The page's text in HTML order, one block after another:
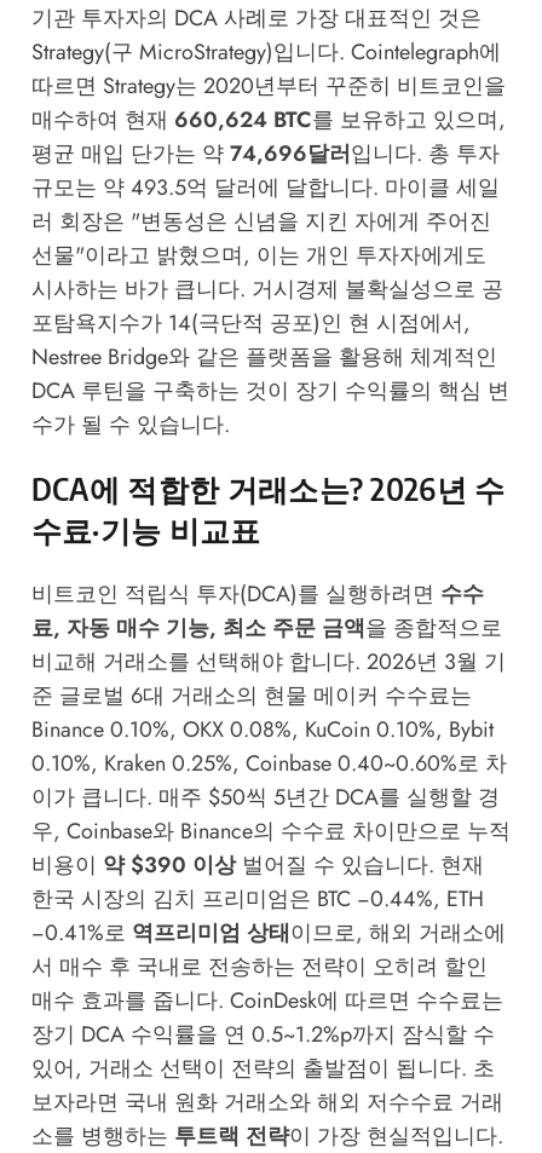
기관 투자자의 DCA 사례로 가장 대표적인 것은
Strategy(구 MicroStrategy)입니다. Cointelegraph에
따르면 Strategy는 2020년부터 꾸준히 비트코인을
매수하여 현재 660,624 BTC를 보유하고 있으며,
평균 매입 단가는 약74,696달러입니다. 총 투자
규모는 약 493.5억 달러에 달합니다. 마이클 세일
러 회장은 "변동성은 신념을 지킨 자에게 주어진
선물"이라고 밝혔으며, 이는 개인 투자자에게도
시사하는 바가 큽니다. 거시경제 불확실성으로 공
포탐욕지수가 14(극단적 공포)인 현 시점에서,
Nestree Bridge와 같은 플랫폼을 활용해 체계적인
DCA 루틴을 구축하는 것이 장기 수익률의 핵심 변
수가 될 수 있습니다.
DCA에 적합한 거래소는? 2026년 수
수료·기능 비교표
비트코인 적립식 투자(DCA)를 실행하려면 수수
료, 자동 매수 기능, 최소 주문 금액을 종합적으로
비교해 거래소를 선택해야 합니다. 2026년 3월 기
준 글로벌 6대 거래소의 현물 메이커 수수료는
Binance 0.10%, OKX 0.08%, KuCoin 0.10%, Bybit
0.10%, Kraken 0.25%, Coinbase 0.40~0.60%로 차
이가 큽니다. 매주 $50씩 5년간 DCA를 실행할 경
우, Coinbase와 Binance의 수수료 차이만으로 누적
비용이 약 $390 이상벌어질 수 있습니다. 현재
한국 시장의 김치 프리미엄은 BTC −0.44%, ETH
−0.41%로 역프리미엄 상태이므로, 해외 거래소에
서 매수 후 국내로 전송하는 전략이 오히려 할인
매수 효과를 줍니다. CoinDesk에 따르면 수수료는
장기 DCA 수익률을 연 0.5~1.2%p까지 잠식할 수
있어, 거래소 선택이 전략의 출발점이 됩니다. 초
보자라면 국내 원화 거래소와 해외 저수수료 거래
소를 병행하는 투트랙 전략이 가장 현실적입니다.